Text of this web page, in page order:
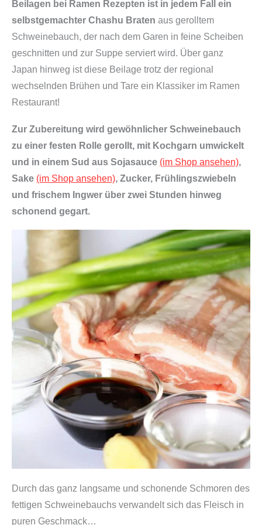
o
c
h
b
o
x
|
S
h
o
u
m
n
s
e
b
e
m
a
n
M
e
n
Beilagen bei Ramen Rezepten ist in jedem Fall ein
selbstgemachter Chashu Braten aus gerolltem
Schweinebauch, der nach dem Garen in feine Scheiben
geschnitten und zur Suppe serviert wird. Über ganz
Japan hinweg ist diese Beilage trotz der regional
wechselnden Brühen und Tare ein Klassiker im Ramen
Restaurant!
Zur Zubereitung wird gewöhnlicher Schweinebauch
zu einer festen Rolle gerollt, mit Kochgarn umwickelt
und in einem Sud aus Sojasauce (im Shop ansehen),
Sake (im Shop ansehen), Zucker, Frühlingszwiebeln
und frischem Ingwer über zwei Stunden hinweg
schonend gegart.
Durch das ganz langsame und schonende Schmoren des
fettigen Schweinebauchs verwandelt sich das Fleisch in
puren Geschmack…